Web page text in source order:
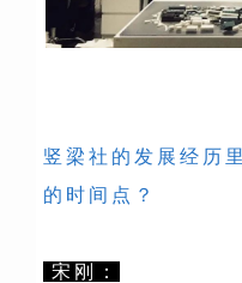
竖梁社的发展经历
的时间点？
宋刚：